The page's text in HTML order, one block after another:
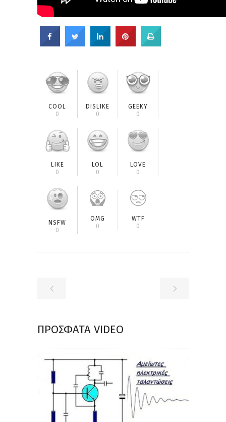
COOL
0
DISLIKE
0
GEEKY
0
LIKE
0
LOL
0
LOVE
0
NSFW
0
OMG
0
WTF
0
ΠΡΌΣΦΑΤΑ VIDEO